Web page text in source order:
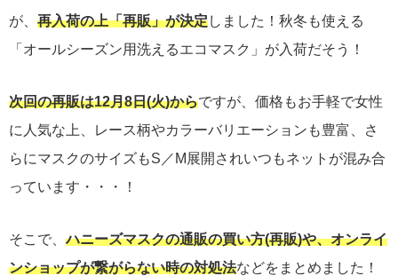
が、 再入荷の上「再販」が決定しました！秋冬も使える
「オールシーズン用洗えるエコマスク」が入荷だそう！
次回の再販は12月8日(火)からですが、価格もお手軽で女性
に人気な上、レース柄やカラーバリエーションも豊富、さ
らにマスクのサイズもS／M展開されいつもネットが混み合
っています・・・！
そこで、ハニーズマスクの通販の買い方(再販)や、オンライ
ンショップが繋がらない時の対処法などをまとめました！